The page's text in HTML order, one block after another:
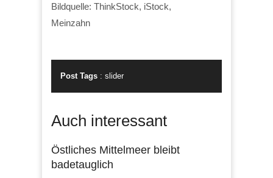
Bildquelle: ThinkStock, iStock,
Meinzahn
Post Tags : slider
Auch interessant
Östliches Mittelmeer bleibt
badetauglich